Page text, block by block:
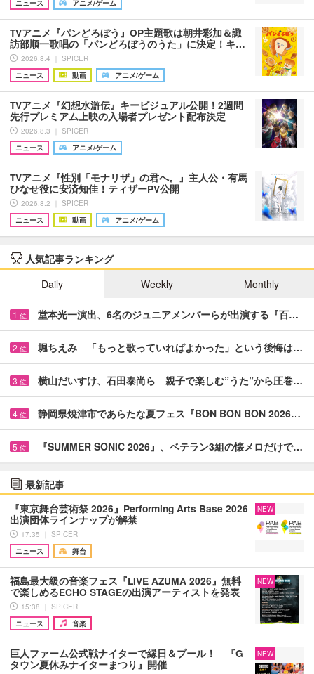
ニュース アニメ/ゲーム
TVアニメ『パンどろぼう』OP主題歌は朝井彩加＆諏
訪部順一歌唱の「パンどろぼうのうた」に決定！キ…
2026.8.4 ｜ SPICER
ニュース
動画 アニメ/ゲーム
TVアニメ『幻想水滸伝』キービジュアル公開！2週間
先行プレミアム上映の入場者プレゼント配布決定
2026.8.3 ｜ SPICER
ニュース
アニメ/ゲーム
TVアニメ『性別「モナリザ」の君へ。』主人公・有馬
ひなせ役に安済知佳！ティザーPV公開
2026.8.2 ｜ SPICER
ニュース
動画 アニメ/ゲーム
人気記事ランキング
Daily
Weekly Monthly
1 位 堂本光一演出、6名のジュニアメンバーらが出演する『百…
2 位 堀ちえみ 「もっと歌っていればよかった」という後悔は…
3 位 横山だいすけ、石田泰尚ら 親子で楽しむ”うた”から圧巻…
4 位 静岡県焼津市であらたな夏フェス『BON BON BON 2026…
5 位 『SUMMER SONIC 2026』、ベテラン3組の懐メロだけで…
最新記事
『東京舞台芸術祭 2026』Performing Arts Base 2026
出演団体ラインナップが解禁
17:35 ｜ SPICER
ニュース
舞台
NEW
福島最大級の音楽フェス『LIVE AZUMA 2026』無料
で楽しめるECHO STAGEの出演アーティストを発表
15:38 ｜ SPICER
ニュース
音楽
NEW
巨人ファーム公式戦ナイターで縁日＆プール！ 『G
タウン夏休みナイターまつり』開催
NEW